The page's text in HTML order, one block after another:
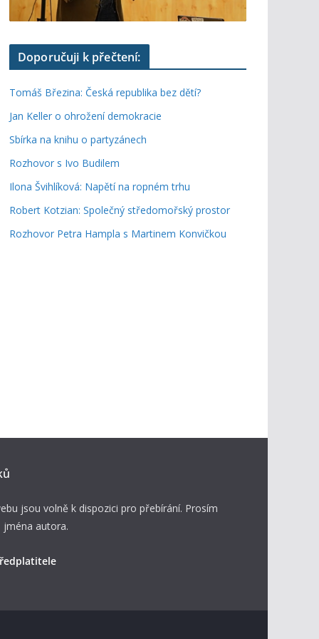
Doporučuji k přečtení:
Tomáš Březina: Česká republika bez dětí?
Jan Keller o ohrožení demokracie
Sbírka na knihu o partyzánech
Rozhovor s Ivo Budilem
Ilona Švihlíková: Napětí na ropném trhu
Robert Kotzian: Společný středomořský prostor
Rozhovor Petra Hampla s Martinem Konvičkou
jsou volně k dispozici pro přebírání. Prosím
autora.